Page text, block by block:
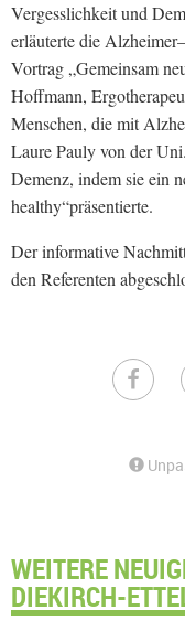
Vergesslichkeit und
erläuterte die
Vortrag „Gemeinsam
Hoffmann,
Menschen, die mit
Laure Pauly von der
Demenz, indem sie ein
healthy“präsentierte.
Der informative
den Referenten
WEITERE
DIEKIRCH-